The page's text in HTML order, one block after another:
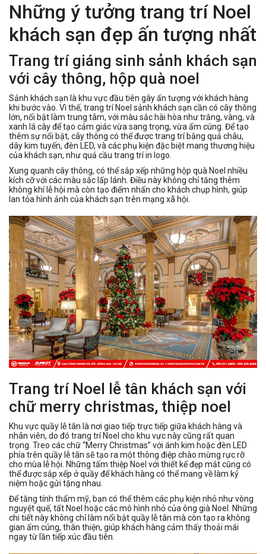
Những ý tưởng trang trí Noel
khách sạn đẹp ấn tượng nhất
Trang trí giáng sinh sảnh khách sạn
với cây thông, hộp quà noel
Sảnh khách sạn là khu vực đầu tiên gây ấn tượng với khách hàng
khi bước vào. Vì thế, trang trí Noel sảnh khách sạn cần có cây thông
lớn, nổi bật làm trung tâm, với màu sắc hài hòa như trắng, vàng, và
xanh lá cây để tạo cảm giác vừa sang trọng, vừa ấm cúng. Để tạo
thêm sự nổi bật, cây thông có thể được trang trí bằng quả châu,
dây kim tuyến, đèn LED, và các phụ kiện đặc biệt mang thương hiệu
của khách sạn, như quả cầu trang trí in logo.
Xung quanh cây thông, có thể sắp xếp những hộp quà Noel nhiều
kích cỡ với các màu sắc lấp lánh. Điều này không chỉ tăng thêm
không khí lễ hội mà còn tạo điểm nhấn cho khách chụp hình, giúp
lan tỏa hình ảnh của khách sạn trên mạng xã hội.
Trang trí Noel lễ tân khách sạn với
chữ merry christmas, thiệp noel
Khu vực quầy lễ tân là nơi giao tiếp trực tiếp giữa khách hàng và
nhân viên, do đó trang trí Noel cho khu vực này cũng rất quan
trọng. Treo các chữ “Merry Christmas” với ánh kim hoặc đèn LED
phía trên quầy lễ tân sẽ tạo ra một thông điệp chào mừng rực rỡ
cho mùa lễ hội. Những tấm thiệp Noel với thiết kế đẹp mắt cũng có
thể được sắp xếp ở quầy để khách hàng có thể mang về làm kỷ
niệm hoặc gửi tặng nhau.
Để tăng tính thẩm mỹ, bạn có thể thêm các phụ kiện nhỏ như vòng
nguyệt quế, tất Noel hoặc các mô hình nhỏ của ông già Noel. Những
chi tiết này không chỉ làm nổi bật quầy lễ tân mà còn tạo ra không
gian ấm cúng, thân thiện, giúp khách hàng cảm thấy thoải mái
ngay từ lần tiếp xúc đầu tiên.